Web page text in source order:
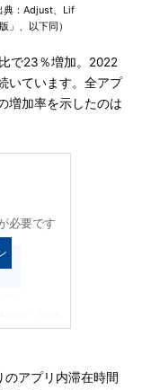
典：Adjust、Lif
、以下同）
で23％増加。2022
いています。全アプ
増加率を示したのは
必要です
アプリ内滞在時間